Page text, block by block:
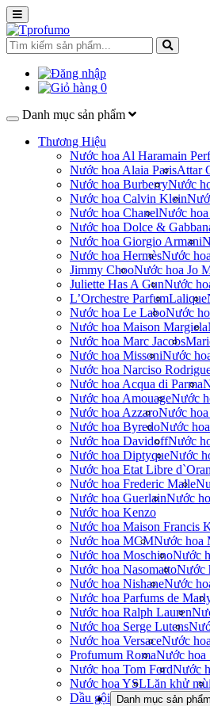
0
Danh mục sản phẩm
Thương Hiệu
Nước hoa Al Haramain
Nước hoa Alaia ParisAttar
Nước hoa BurberryNước
Nước hoa Calvin Klein
Nước hoa ChanelNước
Nước hoa Dolce &
Nước hoa Giorgio Armani
Nước hoa HermèsNước
Jimmy ChooNước hoa Jo
Juliette Has A GunNước
L’Orchestre ParfumLalique
Nước hoa Le LaboNước
Nước hoa Maison Margiela
Nước hoa Marc Jacobs
Nước hoa MissoniNước
Nước hoa Narciso
Nước hoa Acqua di Parma
Nước hoa AmouageNước
Nước hoa AzzaroNước
Nước hoa ByredoNước
Nước hoa DavidoffNước
Nước hoa DiptyqueNước
Nước hoa Etat Libre
Nước hoa Frederic Malle
Nước hoa GuerlainNước
Nước hoa Kenzo
Nước hoa Maison Francis
Nước hoa MCMNước hoa
Nước hoa MoschinoNước
Nước hoa NasomattoNước
Nước hoa NishaneNước
Nước hoa Parfums de
Nước hoa Ralph Lauren
Nước hoa Serge Lutens
Nước hoa VersaceNước
Profumum RomaNước hoa
Nước hoa Tom FordNước
Nước hoa YSLLăn khử mùi
Dầu gội
Danh mục sản phẩm